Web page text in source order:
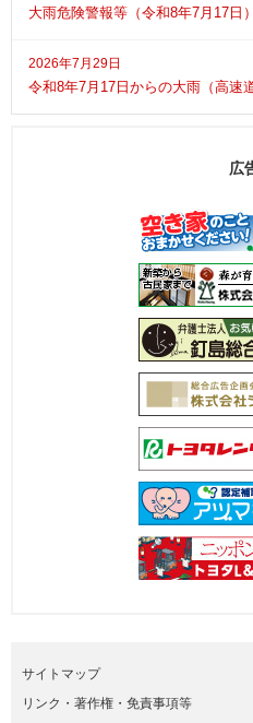
大雨危険警報等（令和8年7月17日
2026年7月29日
令和8年7月17日からの大雨（高速
広
サイトマップ
リンク・著作権・免責事項等